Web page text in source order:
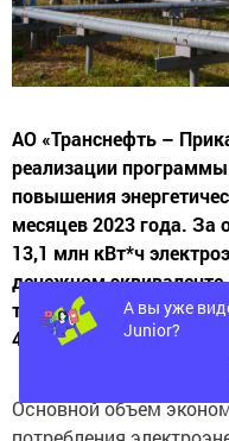
АО «Транснефть –
реализации
повышения
месяцев 2023 года. За
13,1 млн кВт*ч
денежном
топлива и тепловой
4,6 т.у.т. и 5,4 Гкал,
Основной объем
потребления
А вы уже
Junior?